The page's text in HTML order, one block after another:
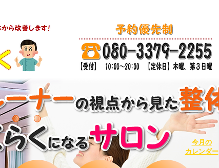
今月の
カレンダー